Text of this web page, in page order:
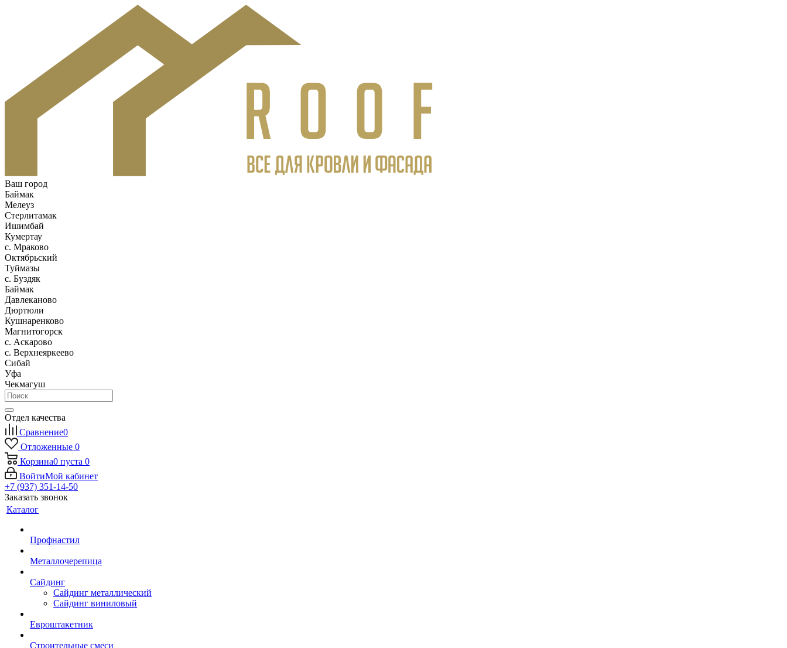
Ваш город
Баймак
Мелеуз
Стерлитамак
Ишимбай
Кумертау
c. Мраково
Октябрьский
Туймазы
c. Буздяк
Баймак
Давлеканово
Дюртюли
Кушнаренково
Магнитогорск
с. Аскарово
с. Верхнеяркеево
Сибай
Уфа
Чекмагуш
Отдел качества
Сравнение0
Отложенные 0
Корзина0 пуста 0
ВойтиМой кабинет
+7 (937) 351-14-50
Заказать звонок
Каталог
Профнастил
Металлочерепица
Сайдинг
Сайдинг металлический
Сайдинг виниловый
Евроштакетник
Строительные смеси